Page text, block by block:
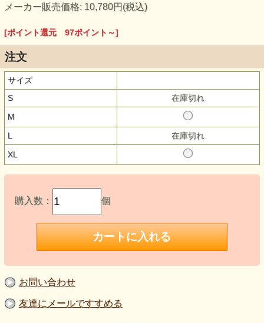
メーカー販売価格: 10,780円(税込)
[ポイント還元 97ポイント～]
注文
サイズ
S
在庫切れ
M
L 在庫切れ
XL
購入数： 個
お問い合わせ
友達にメールですすめる